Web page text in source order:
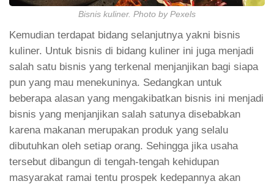
Bisnis kuliner. Photo by Pexels
Kemudian terdapat bidang selanjutnya yakni bisnis
kuliner. Untuk bisnis di bidang kuliner ini juga menjadi
salah satu bisnis yang terkenal menjanjikan bagi siapa
pun yang mau menekuninya. Sedangkan untuk
beberapa alasan yang mengakibatkan bisnis ini menjadi
bisnis yang menjanjikan salah satunya disebabkan
karena makanan merupakan produk yang selalu
dibutuhkan oleh setiap orang. Sehingga jika usaha
tersebut dibangun di tengah-tengah kehidupan
masyarakat ramai tentu prospek kedepannya akan